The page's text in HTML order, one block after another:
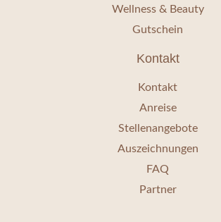
Wellness & Beauty
Gutschein
Kontakt
Kontakt
Anreise
Stellenangebote
Auszeichnungen
FAQ
Partner